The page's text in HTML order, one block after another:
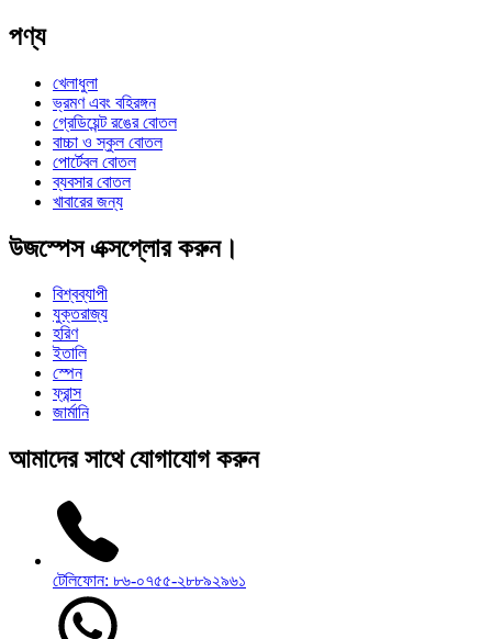
পণ্য
খেলাধুলা
ভ্রমণ এবং বহিরঙ্গন
গ্রেডিয়েন্ট রঙের বোতল
বাচ্চা ও স্কুল বোতল
পোর্টেবল বোতল
ব্যবসার বোতল
খাবারের জন্য
উজস্পেস এক্সপ্লোর করুন।
বিশ্বব্যাপী
যুক্তরাজ্য
হরিণ
ইতালি
স্পেন
ফ্রান্স
জার্মানি
আমাদের সাথে যোগাযোগ করুন
টেলিফোন: ৮৬-০৭৫৫-২৮৮৯২৯৬১